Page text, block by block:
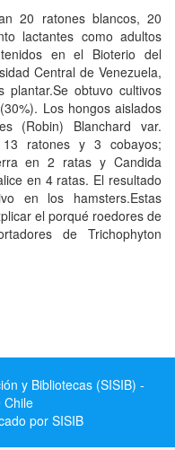
20 ratones blancos, 20
lactantes como adultos
en el Bioterio del
Central de Venezuela,
obtuvo cultivos
Los hongos aislados
(Robin) Blanchard var.
ratones y 3 cobayos;
en 2 ratas y Candida
en 4 ratas. El resultado
en los hamsters.Estas
el porqué roedores de
de Trichophyton
y Bibliotecas (SISIB) -
Chile
por SISIB